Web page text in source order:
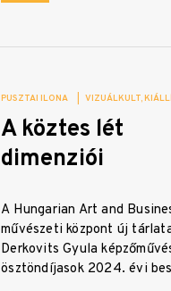
PUSZTAI ILONA VIZUÁLKULT
A köztes lét
dimenziói
A Hungarian Art and
művészeti központ új
Derkovits Gyula
ösztöndíjasok 2024. évi